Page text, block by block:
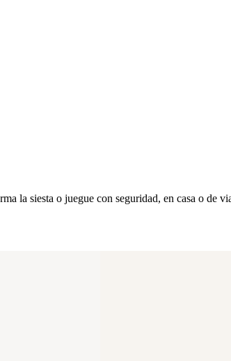
la siesta o juegue con seguridad, en casa o de